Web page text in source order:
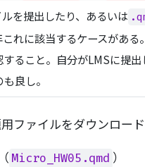
を提出したり、あるいは
これに該当するケースがあ
すること。自分がLMSに提
良し。
ファイルをダウンロード
Micro_HW05.qmd ）